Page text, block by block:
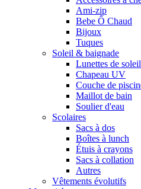
Ami-zip
Bebe Ô Chaud
Bijoux
Tuques
Soleil & baignade
Lunettes de soleil
Chapeau UV
Couche de
Maillot de bain
Soulier d'eau
Scolaires
Sacs à dos
Boîtes à lunch
Étuis à crayons
Sacs à collation
Autres
Vêtements évolutifs